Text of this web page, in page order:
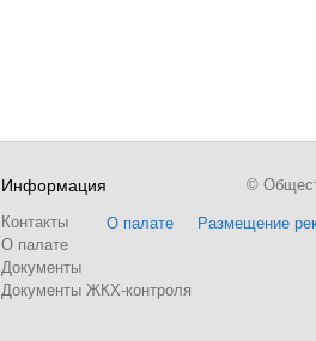
Информация
Контакты
О палате
Документы
Документы ЖКХ-контроля
О палате Размещение
©